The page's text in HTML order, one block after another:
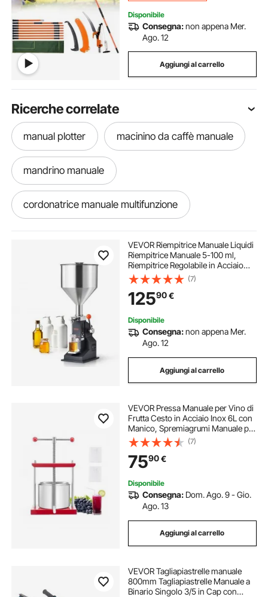
Disponibile
Consegna:non appena Mer.
Ago. 12
Aggiungi al carrello
Ricerche correlate
manual plotter macinino da caffè manuale
mandrino manuale
cordonatrice manuale multifunzione
tritacarne manuale ghisa
tritacarne manuale di ghisa
sega telescopica manuale
giratubi utensili manuali
tagliapiastrelle manuale da 1200 mm
tagliapiastrelle manuale professionale
tagliapiastrelle professionali manuale
fustellatrice manuale gomma
tagliapiastrelle manuale a binario
VEVOR Riempitrice Manuale Liquidi
Riempitrice Manuale 5-100 ml,
Riempitrice Regolabile in Acciaio
Inossidabile con Tramoggia per
Latte, Acqua, Succo, Olio
Essenziale, Shampoo, Miele,
Crema Cosmetica
(7)
12590€
Disponibile
Consegna:non appena Mer.
Ago. 12
Aggiungi al carrello
VEVOR Pressa Manuale per Vino di
Frutta Cesto in Acciaio Inox 6L con
Manico, Spremiagrumi Manuale per
Bevande Alcoliche Pressa per
Sidro, Mela, Uva, Tintura, Miele,
Olio d'Oliva Cucina, Casa
(7)
7590€
Disponibile
Consegna: Dom. Ago. 9 - Gio.
Ago. 13
Aggiungi al carrello
VEVOR Tagliapiastrelle manuale
800mm Tagliapiastrelle Manuale a
Binario Singolo 3/5 in Cap con